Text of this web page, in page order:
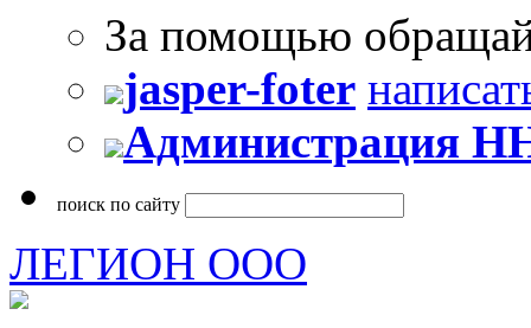
За помощью
jasper-foter
Администрация
поиск по сайту
ЛЕГИОН ООО